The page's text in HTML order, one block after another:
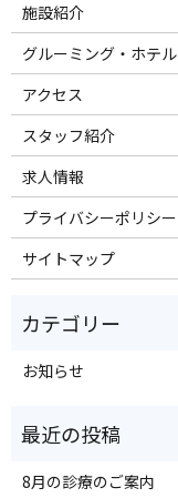
施設紹介
グルーミング・ホテル
アクセス
スタッフ紹介
求人情報
プライバシーポリシー
サイトマップ
お知らせ
8月の診療のご案内